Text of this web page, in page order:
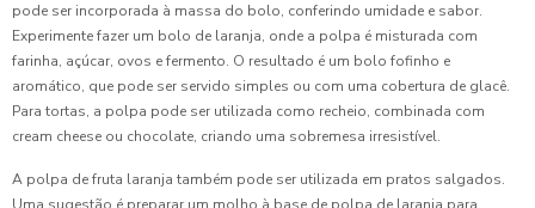
pode ser incorporada à massa do bolo, conferindo umidade e sabor.
Experimente fazer um bolo de laranja, onde a polpa é misturada com
farinha, açúcar, ovos e fermento. O resultado é um bolo fofinho e
aromático, que pode ser servido simples ou com uma cobertura de glacê.
Para tortas, a polpa pode ser utilizada como recheio, combinada com
cream cheese ou chocolate, criando uma sobremesa irresistível.
A polpa de fruta laranja também pode ser utilizada em pratos salgados.